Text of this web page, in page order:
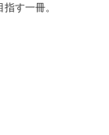
す一冊。